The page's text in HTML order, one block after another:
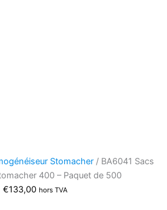
Stomacher / BA6041 Sacs
400 – Paquet de 500
€133,00 hors TVA